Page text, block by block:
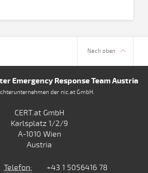
Nach oben
Emergency Response Team Austria
der nic.at GmbH.
CERT.at GmbH
Karlsplatz 1/2/9
A-1010 Wien
Austria
Telefon:
+43 1 5056416 78